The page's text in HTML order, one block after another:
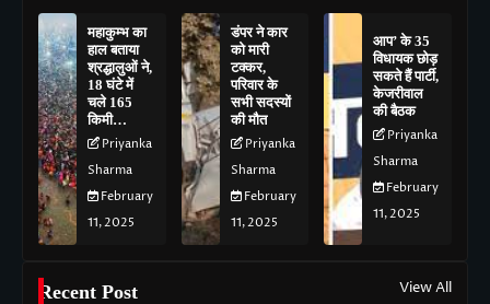
महाकुम्भ का
हाल बताया
श्रद्धालुओं ने,
18 घंटे में
चले 165
किमी…
Priyanka
Sharma
February
11, 2025
डंपर ने कार
को मारी
टक्कर,
परिवार के
सभी सदस्यों
की मौत
Priyanka
Sharma
February
11, 2025
आप’ के 35
विधायक छोड़
सकते हैं पार्टी,
केजरीवाल
की बैठक
Priyanka
Sharma
February
11, 2025
Recent Post View All